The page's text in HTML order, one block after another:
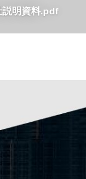
説明資料.pdf